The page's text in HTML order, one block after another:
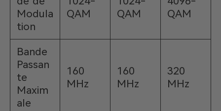
Modula
tion
QAM
QAM
QAM
Bande
Passan
te
Maxim
ale
160
MHz
160
MHz
320
MHz